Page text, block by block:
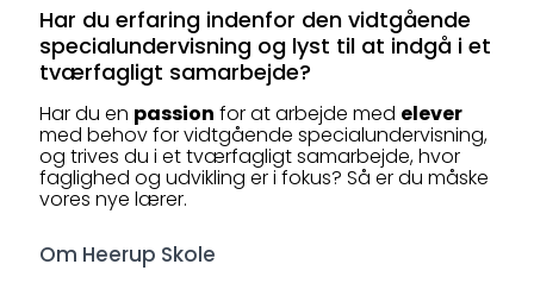
Har du erfaring indenfor den vidtgående
specialundervisning og lyst til at indgå i et
tværfagligt samarbejde?
Har du en passion for at arbejde med elever
med behov for vidtgående specialundervisning,
og trives du i et tværfagligt samarbejde, hvor
faglighed og udvikling er i fokus? Så er du måske
vores nye lærer.
Om Heerup Skole